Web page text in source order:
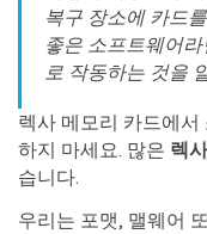
복구 장소에 카드
좋은 소프트웨어
로 작동하는 것을
렉사 메모리 카드에
하지 마세요. 많은 렉
습니다.
우리는 포맷, 맬웨어